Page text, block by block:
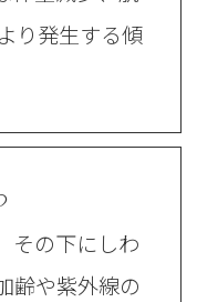
り発生する傾
その下にしわ
齢や紫外線の